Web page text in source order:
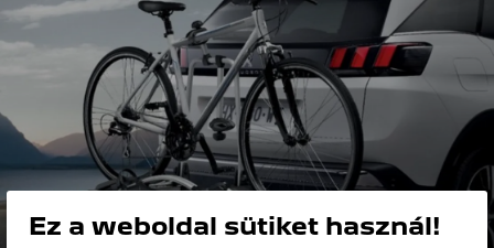
Ez a weboldal sütiket használ!